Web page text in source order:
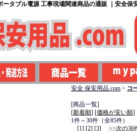
タブル電源 工事現場関連商品の通販 ｜安全保
安全 保安用品.com > コ
[商品一覧]
[新着順] [価格が安い順]
1件～30件（全85件）
[1] [2] [3] >>次の30